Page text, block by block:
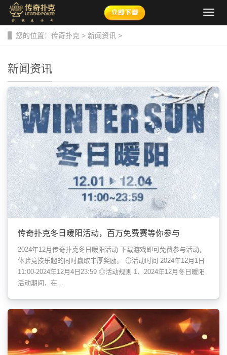
导
您的位置： 传奇扑克 > 新闻资讯 >
新闻资讯
传奇扑克冬日暖阳活动，百万免费赛等你参与
2024年12月传奇扑克冬日暖阳活动 下载游戏即可免费参与活动，
体验竞技乐趣的同时赢取丰厚奖励。 ◎活动时间 2024年12月1日
11:00-2024年12月4日23:59 ◎活动规则 1、2024年12月冬日暖阳
活动期间，在...